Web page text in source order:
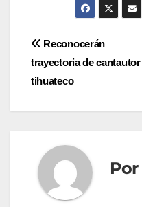
Navegación
de
entradas
Reconocerán
trayectoria de cantautor
tihuateco
Por